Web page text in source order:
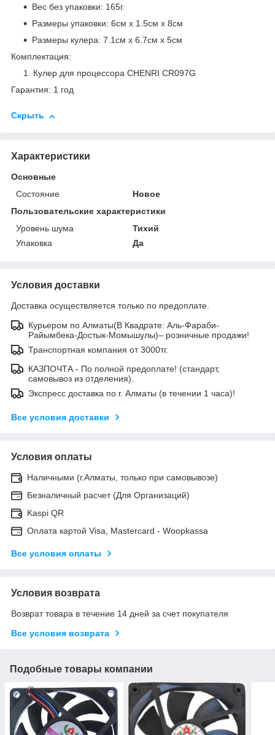
Вес без упаковки: 165г.
Размеры упаковки: 6см х 1.5см х 8см
Размеры кулера: 7.1см х 6.7см х 5см
Комплектация:
Кулер для процессора CHENRI CR097G
Гарантия: 1 год
Скрыть
Характеристики
Основные
Состояние
Новое
Пользовательские характеристики
Уровень шума
Тихий
Упаковка
Да
Условия доставки
Доставка осуществляется только по предоплате.
Курьером по Алматы(В Квадрате: Аль-Фараби-
Райымбека-Достык-Момышулы)– розничные продажи!
Транспортная компания от 3000тг.
КАЗПОЧТА - По полной предоплате! (стандарт,
самовывоз из отделения).
Экспресс доставка по г. Алматы (в течении 1 часа)!
Все условия доставки
Условия оплаты
Наличными (г.Алматы, только при самовывозе)
Безналичный расчет (Для Организаций)
Kaspi QR
Оплата картой Visa, Mastercard - Woopkassa
Все условия оплаты
Условия возврата
Возврат товара в течение 14 дней за счет покупателя
Все условия возврата
Подобные товары компании